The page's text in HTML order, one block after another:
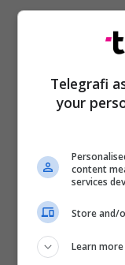
Orroberdë
Peja
Telegrafi
your
content
services
Store and/
Learn more